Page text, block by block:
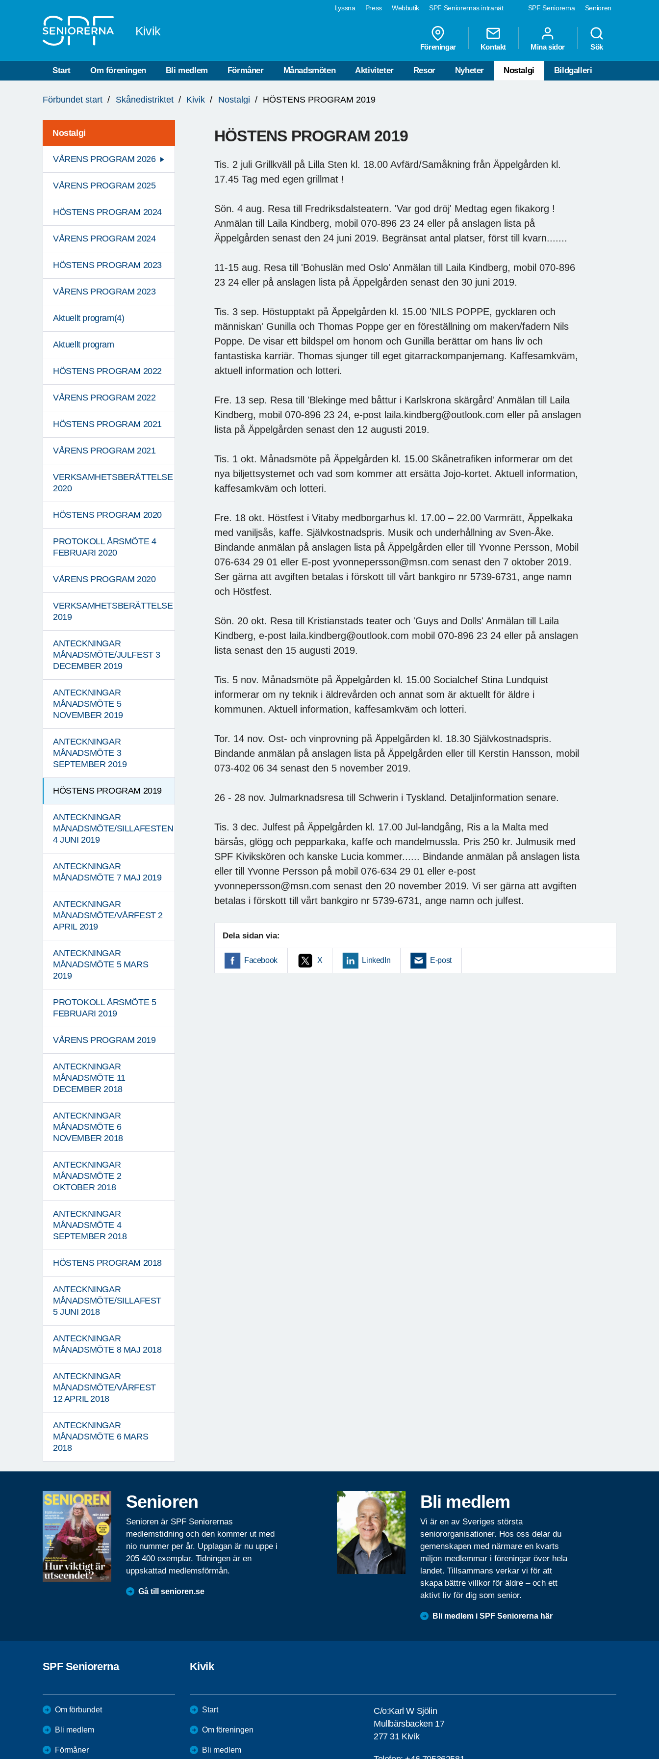
SPF Seniorerna Senioren
Lyssna Press Webbutik SPF Seniorernas intranät
Kivik
Föreningar Kontakt Mina sidor Sök
Start Om föreningen Bli medlem Förmåner Månadsmöten Aktiviteter Resor Nyheter Nostalgi Bildgalleri
är
Förbundet start Skånedistriktet Kivik Nostalgi HÖSTENS PROGRAM 2019
Nostalgi
VÅRENS PROGRAM 2026
VÅRENS PROGRAM 2025
HÖSTENS PROGRAM 2024
VÅRENS PROGRAM 2024
HÖSTENS PROGRAM 2023
VÅRENS PROGRAM 2023
Aktuellt program(4)
Aktuellt program
HÖSTENS PROGRAM 2022
VÅRENS PROGRAM 2022
HÖSTENS PROGRAM 2021
VÅRENS PROGRAM 2021
VERKSAMHETSBERÄTTELSE
2020
HÖSTENS PROGRAM 2020
PROTOKOLL ÅRSMÖTE 4
FEBRUARI 2020
VÅRENS PROGRAM 2020
VERKSAMHETSBERÄTTELSE
2019
ANTECKNINGAR
MÅNADSMÖTE/JULFEST 3
DECEMBER 2019
ANTECKNINGAR
MÅNADSMÖTE 5
NOVEMBER 2019
ANTECKNINGAR
MÅNADSMÖTE 3
SEPTEMBER 2019
HÖSTENS PROGRAM 2019
ANTECKNINGAR
MÅNADSMÖTE/SILLAFESTEN
4 JUNI 2019
ANTECKNINGAR
MÅNADSMÖTE 7 MAJ 2019
ANTECKNINGAR
MÅNADSMÖTE/VÅRFEST 2
APRIL 2019
ANTECKNINGAR
MÅNADSMÖTE 5 MARS
2019
PROTOKOLL ÅRSMÖTE 5
FEBRUARI 2019
VÅRENS PROGRAM 2019
ANTECKNINGAR
MÅNADSMÖTE 11
DECEMBER 2018
ANTECKNINGAR
MÅNADSMÖTE 6
NOVEMBER 2018
ANTECKNINGAR
MÅNADSMÖTE 2
OKTOBER 2018
ANTECKNINGAR
MÅNADSMÖTE 4
SEPTEMBER 2018
HÖSTENS PROGRAM 2018
ANTECKNINGAR
MÅNADSMÖTE/SILLAFEST
5 JUNI 2018
ANTECKNINGAR
MÅNADSMÖTE 8 MAJ 2018
ANTECKNINGAR
MÅNADSMÖTE/VÅRFEST
12 APRIL 2018
ANTECKNINGAR
MÅNADSMÖTE 6 MARS
2018
HÖSTENS PROGRAM 2019
Tis. 2 juli Grillkväll på Lilla Sten kl. 18.00 Avfärd/Samåkning från Äppelgården kl.
17.45 Tag med egen grillmat !
Sön. 4 aug. Resa till Fredriksdalsteatern. 'Var god dröj' Medtag egen fikakorg !
Anmälan till Laila Kindberg, mobil 070-896 23 24 eller på anslagen lista på
Äppelgården senast den 24 juni 2019. Begränsat antal platser, först till kvarn.......
11-15 aug. Resa till 'Bohuslän med Oslo' Anmälan till Laila Kindberg, mobil 070-896
23 24 eller på anslagen lista på Äppelgården senast den 30 juni 2019.
Tis. 3 sep. Höstupptakt på Äppelgården kl. 15.00 'NILS POPPE, gycklaren och
människan' Gunilla och Thomas Poppe ger en föreställning om maken/fadern Nils
Poppe. De visar ett bildspel om honom och Gunilla berättar om hans liv och
fantastiska karriär. Thomas sjunger till eget gitarrackompanjemang. Kaffesamkväm,
aktuell information och lotteri.
Fre. 13 sep. Resa till 'Blekinge med båttur i Karlskrona skärgård' Anmälan till Laila
Kindberg, mobil 070-896 23 24, e-post laila.kindberg@outlook.com eller på anslagen
lista på Äppelgården senast den 12 augusti 2019.
Tis. 1 okt. Månadsmöte på Äppelgården kl. 15.00 Skånetrafiken informerar om det
nya biljettsystemet och vad som kommer att ersätta Jojo-kortet. Aktuell information,
kaffesamkväm och lotteri.
Fre. 18 okt. Höstfest i Vitaby medborgarhus kl. 17.00 – 22.00 Varmrätt, Äppelkaka
med vaniljsås, kaffe. Självkostnadspris. Musik och underhållning av Sven-Åke.
Bindande anmälan på anslagen lista på Äppelgården eller till Yvonne Persson, Mobil
076-634 29 01 eller E-post yvonnepersson@msn.com senast den 7 oktober 2019.
Ser gärna att avgiften betalas i förskott till vårt bankgiro nr 5739-6731, ange namn
och Höstfest.
Sön. 20 okt. Resa till Kristianstads teater och 'Guys and Dolls' Anmälan till Laila
Kindberg, e-post laila.kindberg@outlook.com mobil 070-896 23 24 eller på anslagen
lista senast den 15 augusti 2019.
Tis. 5 nov. Månadsmöte på Äppelgården kl. 15.00 Socialchef Stina Lundquist
informerar om ny teknik i äldrevården och annat som är aktuellt för äldre i
kommunen. Aktuell information, kaffesamkväm och lotteri.
Tor. 14 nov. Ost- och vinprovning på Äppelgården kl. 18.30 Självkostnadspris.
Bindande anmälan på anslagen lista på Äppelgården eller till Kerstin Hansson, mobil
073-402 06 34 senast den 5 november 2019.
26 - 28 nov. Julmarknadsresa till Schwerin i Tyskland. Detaljinformation senare.
Tis. 3 dec. Julfest på Äppelgården kl. 17.00 Jul-landgång, Ris a la Malta med
bärsås, glögg och pepparkaka, kaffe och mandelmussla. Pris 250 kr. Julmusik med
SPF Kivikskören och kanske Lucia kommer...... Bindande anmälan på anslagen lista
eller till Yvonne Persson på mobil 076-634 29 01 eller e-post
yvonnepersson@msn.com senast den 20 november 2019. Vi ser gärna att avgiften
betalas i förskott till vårt bankgiro nr 5739-6731, ange namn och julfest.
Dela sidan via:
Facebook X LinkedIn E-post
Senioren
Senioren är SPF Seniorernas
medlemstidning och den kommer ut med
nio nummer per år. Upplagan är nu uppe i
205 400 exemplar. Tidningen är en
uppskattad medlemsförmån.
Gå till senioren.se
Bli medlem
Vi är en av Sveriges största
seniororganisationer. Hos oss delar du
gemenskapen med närmare en kvarts
miljon medlemmar i föreningar över hela
landet. Tillsammans verkar vi för att
skapa bättre villkor för äldre – och ett
aktivt liv för dig som senior.
Bli medlem i SPF Seniorerna här
SPF Seniorerna
Om förbundet
Bli medlem
Förmåner
Kivik
Start
Om föreningen
Bli medlem
C/o:Karl W Sjölin
Mullbärsbacken 17
277 31 Kivik